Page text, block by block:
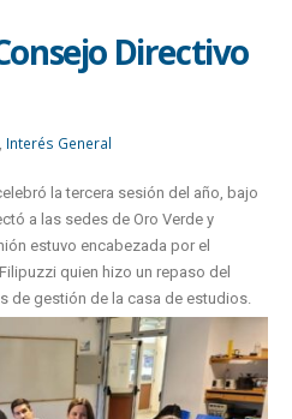
Directivo
Interés General
la tercera sesión del año, bajo
a las sedes de Oro Verde y
estuvo encabezada por el
quien hizo un repaso del
de gestión de la casa de estudios.